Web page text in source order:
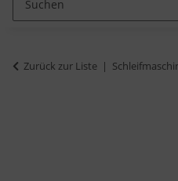
Zurück zur Liste